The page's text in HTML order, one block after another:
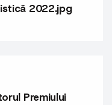
2022.jpg
Premiului